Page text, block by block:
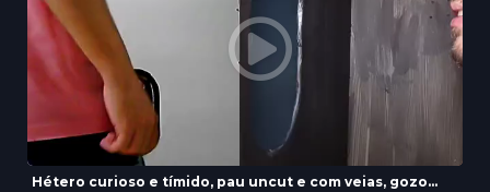
Hétero curioso e tímido, pau uncut e com veias, gozo...